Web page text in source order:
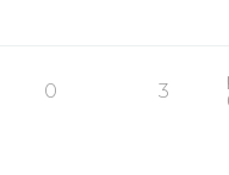
0 3